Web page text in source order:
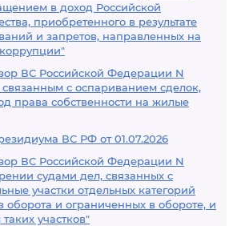
в доход Российской
приобретенного в результате
и запретов, направленных на
ВС Российской Федерации N
связанным с оспариванием сделок,
права собственности на жилые
ВС РФ от 01.07.2026
ВС Российской Федерации N
судами дел, связанных с
участки отдельных категорий
оборота и ограниченных в обороте, и
участков"